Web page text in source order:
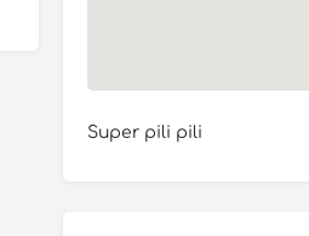
Super pili pili